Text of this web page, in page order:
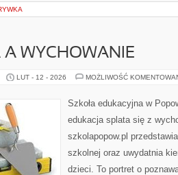
A WYCHOWANIE
LUT - 12 - 2026 MOŻLIWOŚĆ
Szkoła edukacyjna w
edukacja splata się z
szkolapopow.pl
szkolnej oraz uwydatnia
dzieci. To portret o